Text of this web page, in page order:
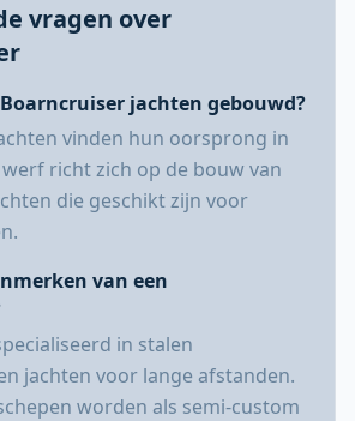
vragen over
jachten gebouwd?
vinden hun oorsprong in
richt zich op de bouw van
die geschikt zijn voor
van een
in stalen
jachten voor lange afstanden.
worden als semi-custom